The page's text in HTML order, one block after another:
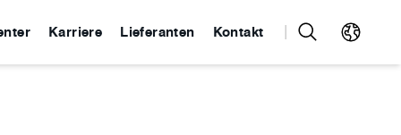
Karriere Lieferanten Kontakt